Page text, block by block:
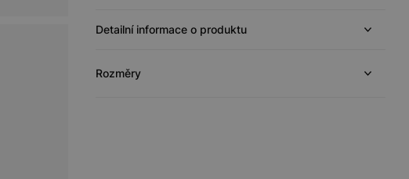
Detailní informace o produktu
Rozměry